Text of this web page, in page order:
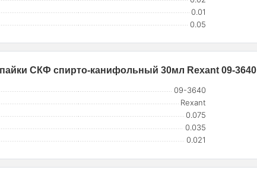
0.01
0.05
СКФ спирто-канифольный 30мл Rexant 09-3640
09-3640
Rexant
0.075
0.035
0.021